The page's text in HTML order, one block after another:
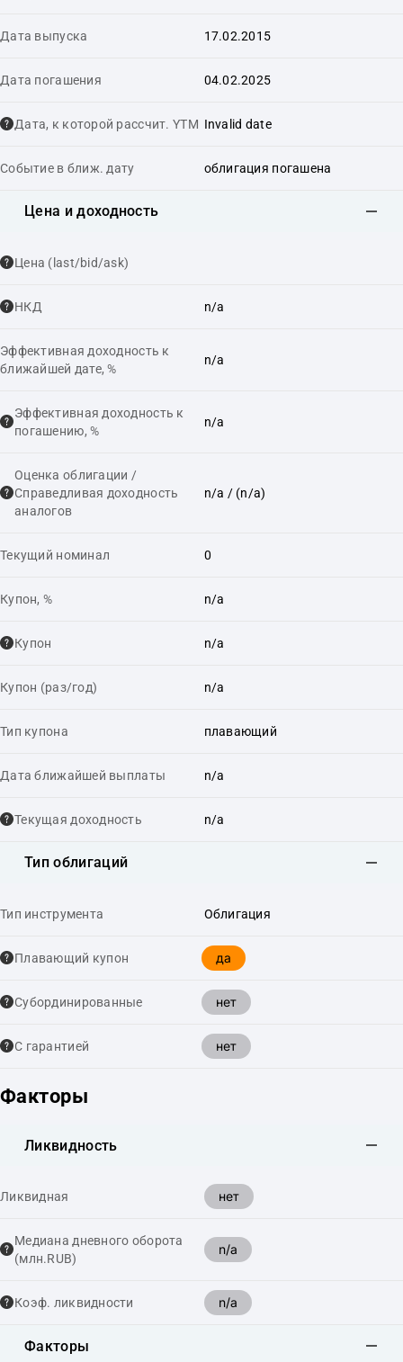
Дата выпуска 17.02.2015
Дата погашения 04.02.2025
Дата, к которой рассчит. YTM Invalid date
Событие в ближ. дату облигация погашена
Цена и доходность
Цена (last/bid/ask)
НКД n/a
Эффективная доходность к
ближайшей дате, %
n/a
Эффективная доходность к
погашению, %
n/a
Оценка облигации /
Справедливая доходность
аналогов
n/a / (n/a)
Текущий номинал 0
Купон, % n/a
Купон n/a
Купон (раз/год) n/a
Тип купона плавающий
Дата ближайшей выплаты n/a
Текущая доходность n/a
Тип облигаций
Тип инструмента Облигация
Плавающий купон да
Cубординированные нет
С гарантией нет
Факторы
Ликвидность
Ликвидная нет
Медиана дневного оборота
(млн.RUB)
n/a
Коэф. ликвидности n/a
Факторы